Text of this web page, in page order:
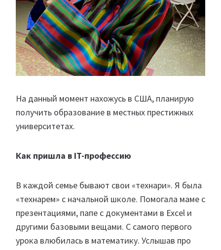
На данный момент нахожусь в США, планирую
получить образование в местных престижных
университетах.
Как пришла в IT-профессию
В каждой семье бывают свои «технари». Я была
«технарем» с начальной школе. Помогала маме с
презентациями, папе с документами в Excel и
другими базовыми вещами. С самого первого
урока влюбилась в математику. Услышав про